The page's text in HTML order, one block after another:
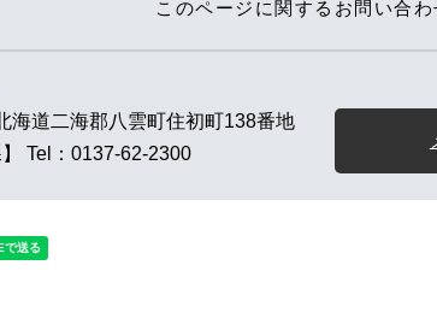
このページに関するお問い合わ
海道二海郡八雲町住初町138番地
Tel：0137-62-2300